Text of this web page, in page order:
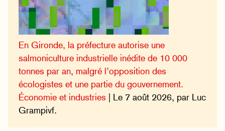
En Gironde, la préfecture autorise une
salmoniculture industrielle inédite de 10 000
tonnes par an, malgré l’opposition des
écologistes et une partie du gouvernement.
Économie et industries | Le 7 août 2026, par Luc
Grampivf.